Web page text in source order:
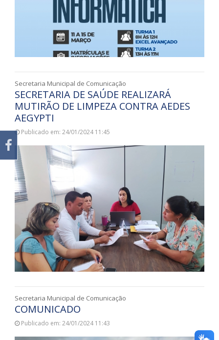
Secretaria Municipal de Comunicação
SECRETARIA DE SAÚDE REALIZARÁ
MUTIRÃO DE LIMPEZA CONTRA AEDES
AEGYPTI
Publicado em: 24/01/2024 11:45
Secretaria Municipal de Comunicação
COMUNICADO
Publicado em: 24/01/2024 11:43